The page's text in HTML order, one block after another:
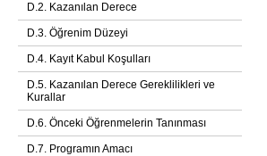
D.2. Kazanılan Derece
D.3. Öğrenim Düzeyi
D.4. Kayıt Kabul Koşulları
D.5. Kazanılan Derece Gereklilikleri ve
Kurallar
D.6. Önceki Öğrenmelerin Tanınması
D.7. Programın Amacı